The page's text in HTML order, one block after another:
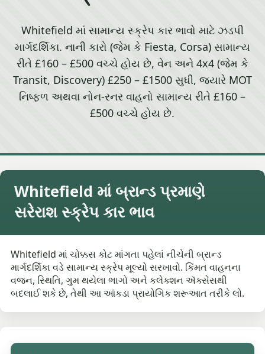
Whitefield માં સામાન્ય સ્ક્રેપ કાર ભાવો માટે ઝડપી
માર્ગદર્શિકા. નાની કારો (જેમ કે Fiesta, Corsa) સામાન્ય
રીતે £160 – £500 વચ્ચે હોય છે, વેન અને 4x4 (જેમ કે
Transit, Discovery) £250 – £1500 સુધી, જ્યારે MOT
નિષ્ફળ અથવા નોન-રનર વાહનો સામાન્ય રીતે £160 –
£500 વચ્ચે હોય છે.
Whitefield માં બ્રાન્ડ પ્રમાણે
સરેરાશ સ્ક્રેપ કાર ભાવ
Whitefield માં ચોક્કસ કોટ માંગતા પહેલાં નીચેની બ્રાન્ડ
માર્ગદર્શિકા વડે સામાન્ય સ્ક્રેપ મૂલ્યો સરખાવો. કિંમત વાહનના
વજન, સ્થિતિ, ગુમ થયેલા ભાગો અને કલેક્શન ઍક્સેસથી
બદલાઈ શકે છે, તેથી આ આંકડા પ્રાયોગિક શરૂઆત તરીકે લો.